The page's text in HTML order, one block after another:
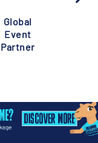
Global
Event
Partner